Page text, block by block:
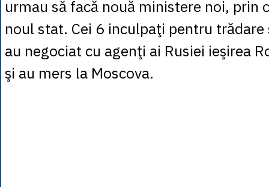
urmau să facă nouă ministere noi, prin
noul stat. Cei 6 inculpaţi pentru trădare
au negociat cu agenţi ai Rusiei ieşirea
şi au mers la Moscova.